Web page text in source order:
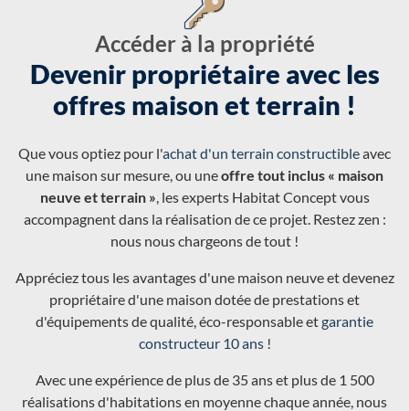
Accéder à la propriété
Devenir propriétaire avec les
offres maison et terrain !
Que vous optiez pour l'achat d'un terrain constructibleavec
une maison sur mesure, ou uneoffre tout inclus « maison
neuve et terrain », les experts Habitat Concept vous
accompagnent dans la réalisation de ce projet. Restez zen :
nous nous chargeons de tout !
Appréciez tous les avantages d'une maison neuve et devenez
propriétaire d'une maison dotée de prestations et
d'équipements de qualité, éco-responsable etgarantie
constructeur 10 ans!
Avec une expérience de plus de 35 ans et plus de 1 500
réalisations d'habitations en moyenne chaque année, nous